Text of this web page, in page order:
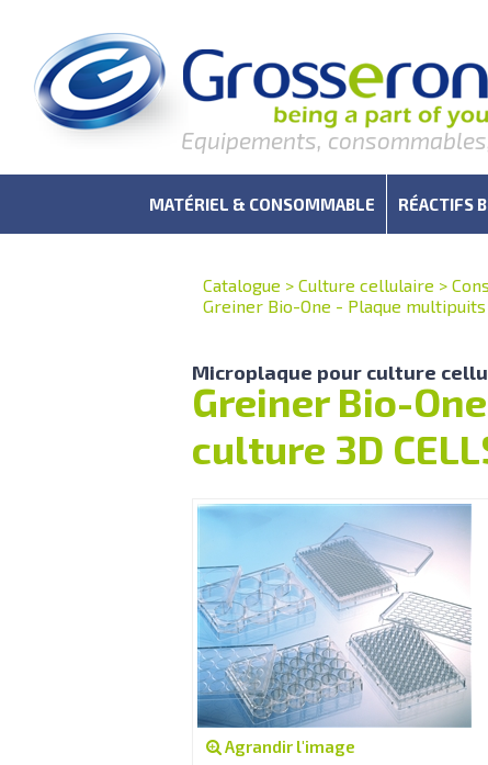
Equipements,
MATÉRIEL & CONSOMMABLE RÉACTIFS
Catalogue > Culture cellulaire >
Greiner Bio-One - Plaque multipuits
Microplaque pour culture
Greiner Bio-
culture 3D
Agrandir l'image